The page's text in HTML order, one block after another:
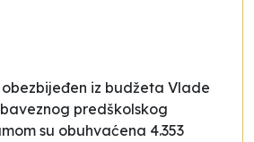
iz budžeta Vlade
predškolskog
su obuhvaćena 4.353